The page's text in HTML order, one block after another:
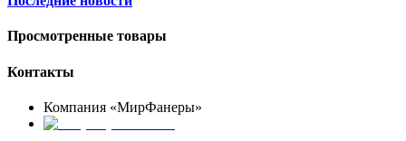
Просмотренные товары
Контакты
Компания «МирФанеры»